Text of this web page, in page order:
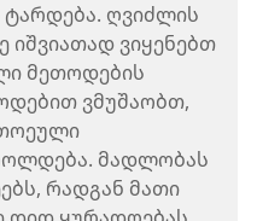
ღვიძლის
იშვიათად ვიყენებთ
მეთოდების
ვმუშაობთ,
მადლობას
რადგან მათი